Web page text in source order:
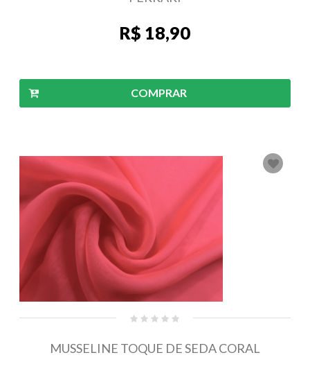
R$ 18,90
COMPRAR
MUSSELINE TOQUE DE SEDA CORAL